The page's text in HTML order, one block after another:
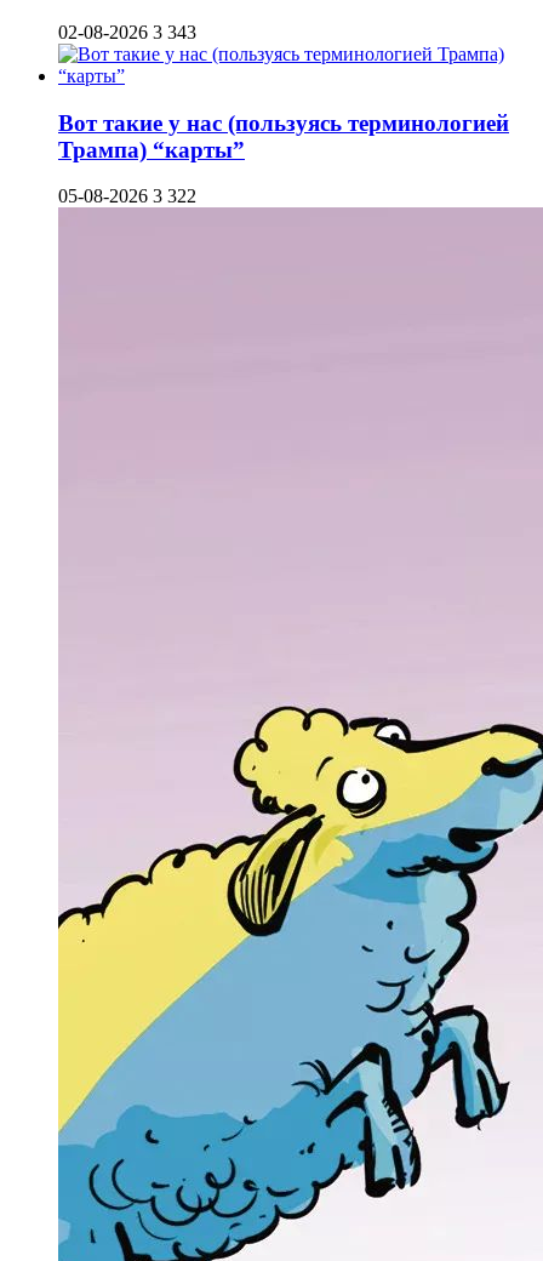
02-08-2026 3 343
Вот такие у нас (пользуясь терминологией
Трампа) “карты”
05-08-2026 3 322